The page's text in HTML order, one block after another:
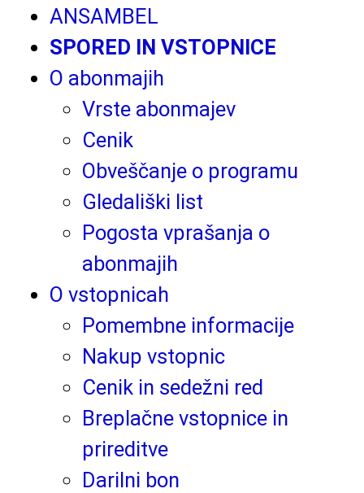
ANSAMBEL
SPORED IN VSTOPNICE
O abonmajih
Vrste abonmajev
Cenik
Obveščanje o programu
Gledališki list
Pogosta vprašanja o
abonmajih
O vstopnicah
Pomembne informacije
Nakup vstopnic
Cenik in sedežni red
Breplačne vstopnice in
prireditve
Darilni bon